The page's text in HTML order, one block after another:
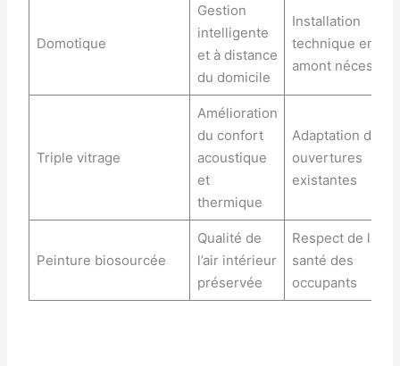
Domotique
Gestion
intelligente
et à distance
du domicile
Installation
technique en
amont
Triple vitrage
Amélioration
du confort
acoustique
et
thermique
Adaptation des
ouvertures
existantes
Peinture biosourcée
Qualité de
l’air intérieur
préservée
Respect de la
santé des
occupants